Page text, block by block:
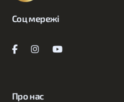
Про нас
Соц мережі